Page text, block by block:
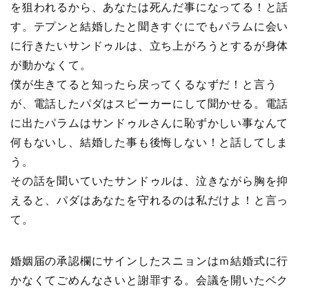
を狙われるから、あなたは死んだ事になってる！と話
す。テプンと結婚したと聞きすぐにでもパラムに会い
に行きたいサンドゥルは、立ち上がろうとするが身体
が動かなくて。
僕が生きてると知ったら戻ってくるなずだ！と言う
が、電話したパダはスピーカーにして聞かせる。電話
に出たパラムはサンドゥルさんに恥ずかしい事なんて
何もないし、結婚した事も後悔しない！と話してしま
う。
その話を聞いていたサンドゥルは、泣きながら胸を抑
えると、パダはあなたを守れるのは私だけよ！と言っ
て。
婚姻届の承認欄にサインしたスニョンはｍ結婚式に行
かなくてごめんなさいと謝罪する。会議を開いたベク